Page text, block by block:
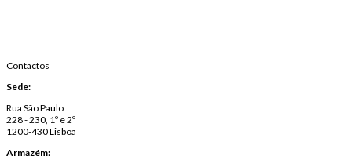
Contactos
Sede:
Rua São Paulo
228 - 230, 1º e 2º
1200-430 Lisboa
Armazém: